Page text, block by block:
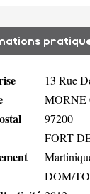
13 Rue
MORNE
97200
FORT
DOM/